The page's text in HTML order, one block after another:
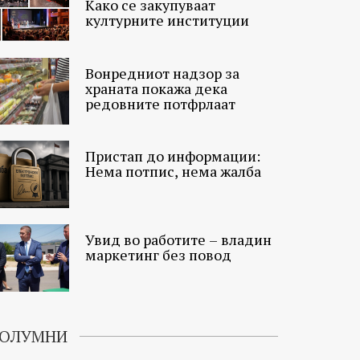
Како се закупуваат
културните институции
Вонредниот надзор за
храната покажа дека
редовните потфрлаат
Пристап до информации:
Нема потпис, нема жалба
Увид во работите – владин
маркетинг без повод